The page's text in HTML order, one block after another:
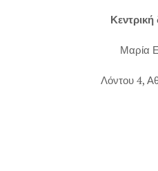
Μαρία
Λόντου 4,